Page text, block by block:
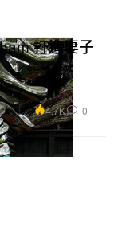
打造妻子
4.7K 0